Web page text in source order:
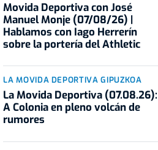
Movida Deportiva con José
Manuel Monje (07/08/26) |
Hablamos con Iago Herrerín
sobre la portería del Athletic
LA MOVIDA DEPORTIVA GIPUZKOA
La Movida Deportiva (07.08.26):
A Colonia en pleno volcán de
rumores